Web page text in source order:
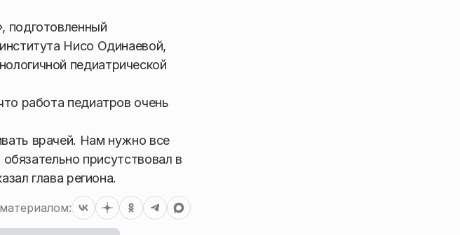
подготовленный
Нисо Одинаевой,
педиатрической
работа педиатров очень
врачей. Нам нужно все
присутствовал в
глава региона.